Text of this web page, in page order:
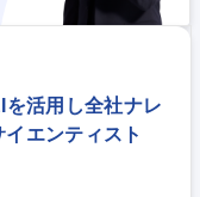
を活用し全社ナレ
エンティスト